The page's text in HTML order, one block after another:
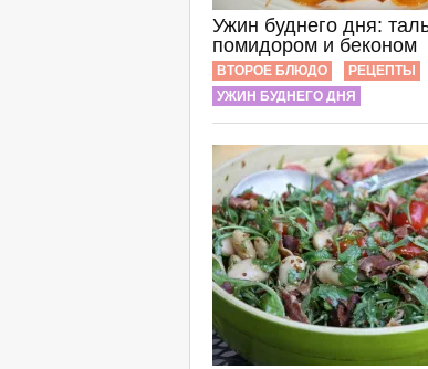
Ужин буднего дня:
помидором и беконом
ВТОРОЕ БЛЮДО РЕЦЕПТЫ
УЖИН БУДНЕГО ДНЯ